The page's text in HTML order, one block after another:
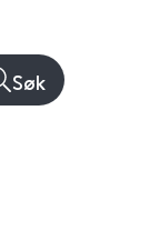
Søk